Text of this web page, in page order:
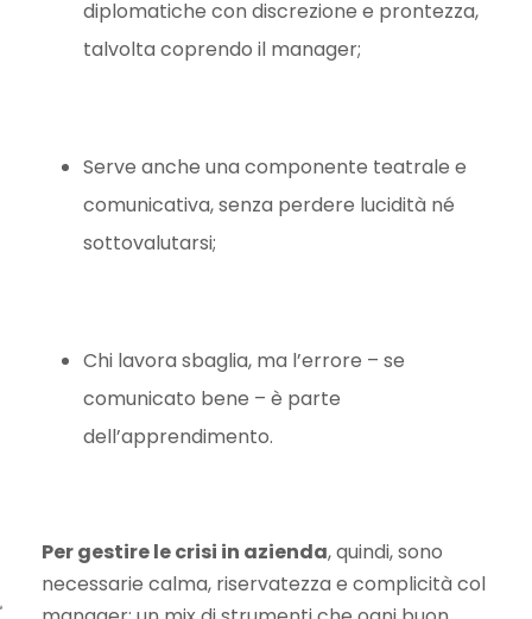
diplomatiche con discrezione e prontezza,
talvolta coprendo il manager;
Serve anche una componente teatrale e
comunicativa, senza perdere lucidità né
sottovalutarsi;
Chi lavora sbaglia, ma l’errore – se
comunicato bene – è parte
dell’apprendimento.
Per gestire le crisi in azienda, quindi, sono
necessarie calma, riservatezza e complicità col